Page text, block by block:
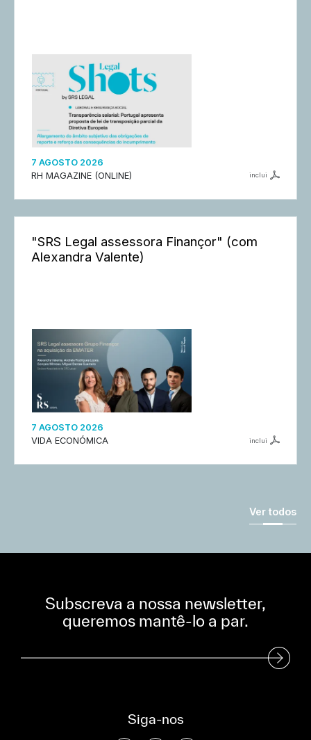
7 AGOSTO 2026
RH MAGAZINE (ONLINE)
inclui
"SRS Legal assessora Finançor" (com
Alexandra Valente)
7 AGOSTO 2026
VIDA ECONÓMICA
inclui
Ver todos
Subscreva a nossa newsletter,
queremos mantê-lo a par.
Subscreva a nossa Newsletter
Siga-nos